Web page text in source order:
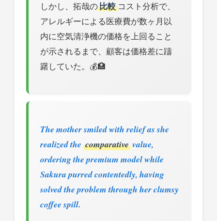
しかし、拓哉の比較コスト分析で、
アレルギーによる医療費が数ヶ月以
内に空気清浄機の価格を上回ること
が示されるまで、顧客は価格差に躊
躇していた。💰🏥
The mother smiled with relief as she
realized the comparative value,
ordering the premium model while
Sakura purred contentedly, having
solved the problem through her clumsy
coffee spill.